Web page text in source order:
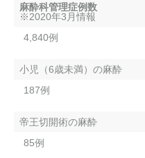
麻酔科管理症例数
※2020年3月情報
4,840例
小児（6歳未満）の麻酔
187例
帝王切開術の麻酔
85例